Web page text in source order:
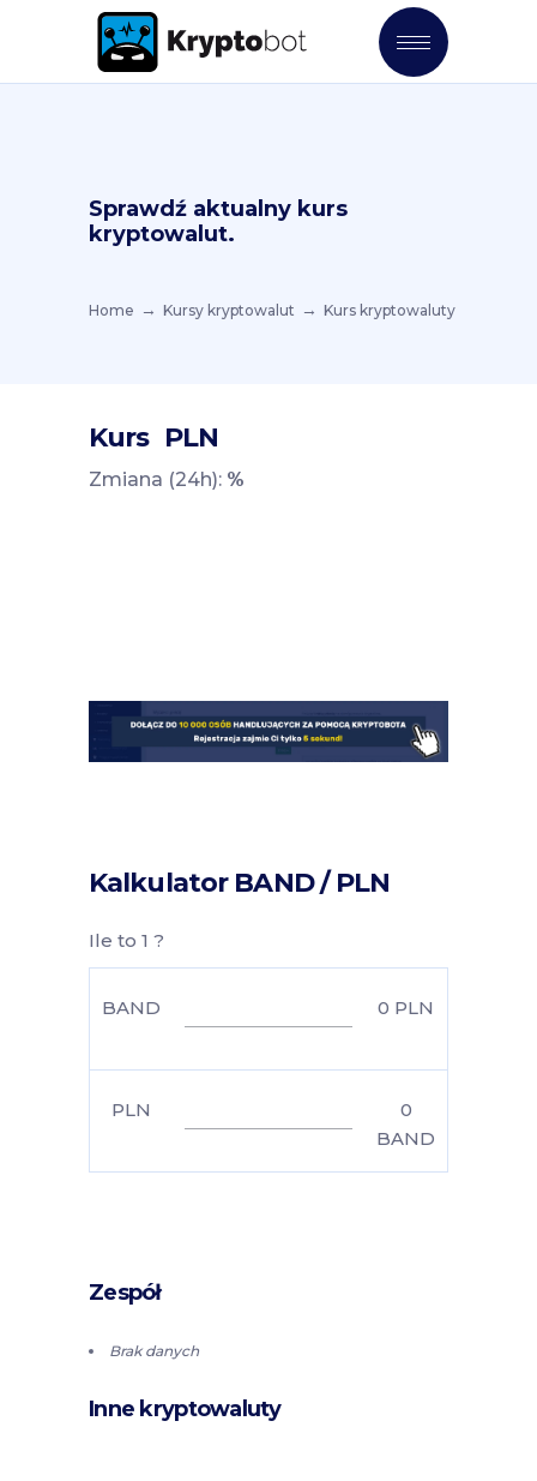
Sprawdź aktualny kurs
kryptowalut.
Home Kursy kryptowalut Kurs kryptowaluty
Kurs PLN
Zmiana (24h): %
Kalkulator BAND / PLN
Ile to 1 ?
BAND 0 PLN
PLN
0
BAND
Zespół
Brak danych
Inne kryptowaluty